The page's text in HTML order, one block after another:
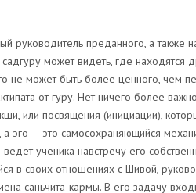
руководитель преданного, а также
может видеть, где находятся
не может быть более ценного, чем
от гуру. Нет ничего более
или посвящения (инициации),
эго — это самосохраняющийся
ученика навстречу его
в своих отношениях с Шивой,
саньчита-кармы. В его задачу